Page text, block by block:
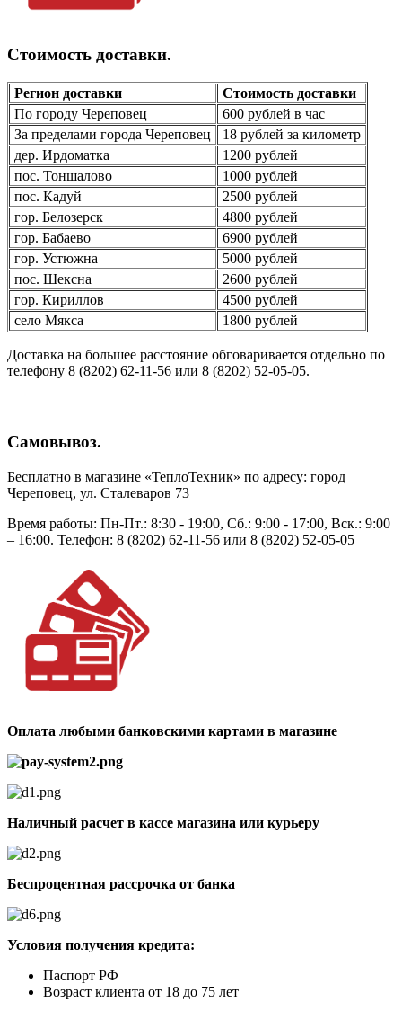
Стоимость доставки.
Регион доставки
Стоимость доставки
По городу Череповец
600 рублей в час
За пределами города Череповец
18 рублей за километр
дер. Ирдоматка
1200 рублей
пос. Тоншалово
1000 рублей
пос. Кадуй
2500 рублей
гор. Белозерск
4800 рублей
гор. Бабаево
6900 рублей
гор. Устюжна
5000 рублей
пос. Шексна
2600 рублей
гор. Кириллов
4500 рублей
село Мякса
1800 рублей
Доставка на большее расстояние обговаривается отдельно по
телефону 8 (8202) 62-11-56 или 8 (8202) 52-05-05.
Самовывоз.
Бесплатно в магазине «ТеплоТехник» по адресу: город
Череповец, ул. Сталеваров 73
Время работы: Пн-Пт.: 8:30 - 19:00, Сб.: 9:00 - 17:00, Вск.: 9:00
– 16:00. Телефон: 8 (8202) 62-11-56 или 8 (8202) 52-05-05
Оплата любыми банковскими картами в магазине
Наличный расчет в кассе магазина или курьеру
Беспроцентная рассрочка от банка
Условия получения кредита:
Паспорт РФ
Возраст клиента от 18 до 75 лет